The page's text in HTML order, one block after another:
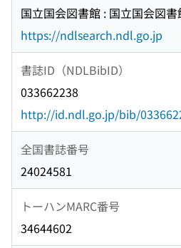
国立国会図書館 : 国立国会図書
https://ndlsearch.ndl.go.jp
書誌ID（NDLBibID）
033662238
http://id.ndl.go.jp/bib/
全国書誌番号
24024581
トーハンMARC番号
34644602